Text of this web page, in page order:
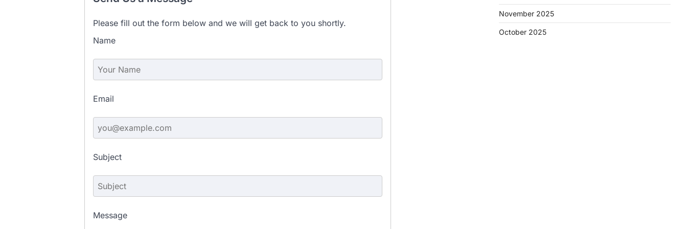
Please fill out the form below and we will get back to you shortly.
Name
Email
Subject
Message
November 2025
October 2025